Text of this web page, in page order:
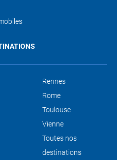
Rennes
Rome
Toulouse
Vienne
Toutes nos
destinations